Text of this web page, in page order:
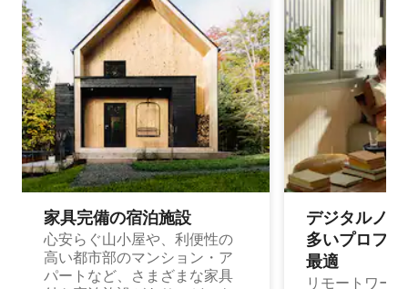
家具完備の宿⁠泊⁠施⁠設
心安らぐ山小屋や、利便性の
高い都市部のマンション・ア
パートなど、さまざまな家具
デジタルノ
多⁠いプ⁠ロ⁠フ⁠
最⁠適
リモートワー